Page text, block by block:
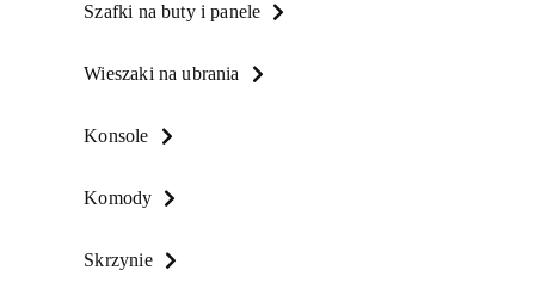
Szafki na buty i panele
Wieszaki na ubrania
Konsole
Komody
Skrzynie